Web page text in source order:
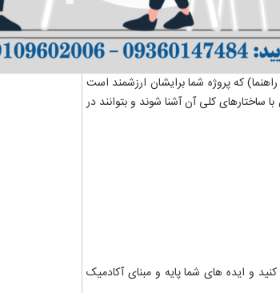
که پروژه شما برایشان ارزشمند است
کلی آن آشنا شوند و بتوانند در
و ایده های شما پایه و مبنای آکادمیک